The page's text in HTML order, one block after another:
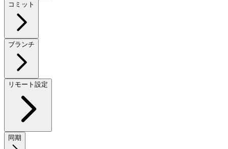
コミット
ブランチ
リモート設定
同期